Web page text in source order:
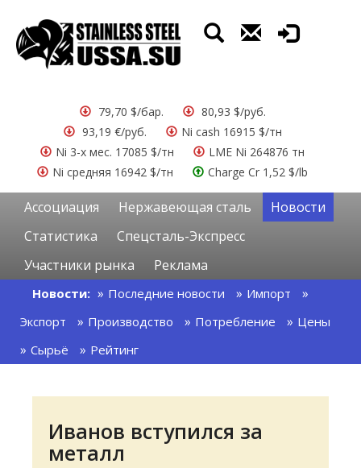
79,70 $/бар.
80,93 $/руб.
93,19 €/руб.
Ni cash 16915 $/тн
Ni 3-х мес. 17085 $/тн
LME Ni 264876 тн
Ni средняя 16942 $/тн
Charge Cr 1,52 $/lb
Ассоциация Нержавеющая сталь
Новости
Статистика
Спецсталь-Экспресс
Участники рынка
Реклама
Новости: Последние новости
Импорт
Экспорт
Производство Потребление
Цены
Сырьё
Рейтинг
Иванов вступился за
металл